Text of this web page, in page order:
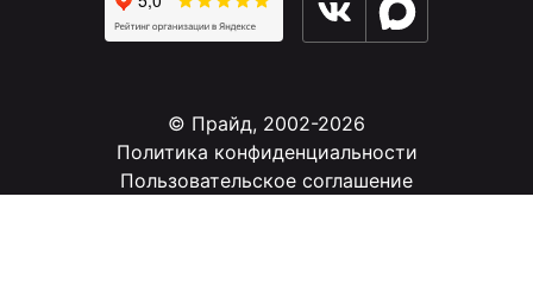
© Прайд, 2002-2026
Политика конфиденциальности
Пользовательское соглашение